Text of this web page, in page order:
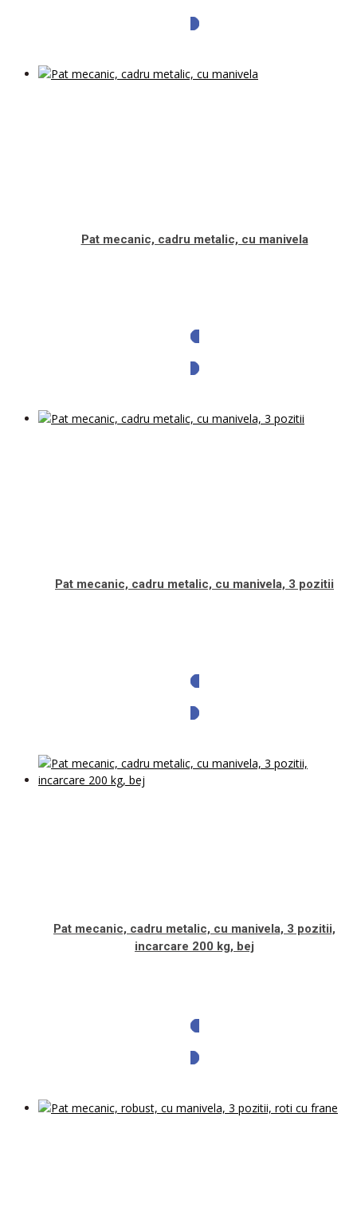
Pat mecanic, cadru metalic, cu manivela
Pat mecanic, cadru metalic, cu manivela, 3 pozitii
Pat mecanic, cadru metalic, cu manivela, 3 pozitii,
incarcare 200 kg, bej